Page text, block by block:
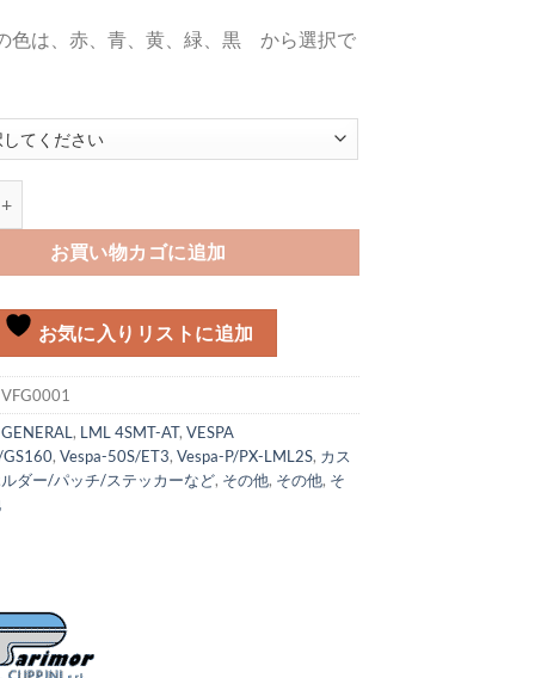
色は、赤、青、黄、緑、黒 から選択で
お買い物カゴに追加
お気に入りリストに追加
VFG0001
GENERAL, LML 4SMT-AT,VESPA
GS160,Vespa-50S/ET3,Vespa-P/PX-LML2S, カス
ダー/パッチ/ステッカーなど, その他, その他, そ